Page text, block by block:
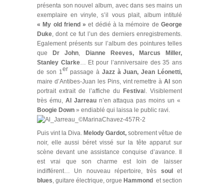
présenta son nouvel album, avec dans ses mains un
exemplaire en vinyle, s’il vous plait, album intitulé
« My old friend » et dédié à la mémoire deGeorge
Duke, dont ce fut l’un des derniers enregistrements.
Egalement présents sur l’album des pointures telles
que
Dr John, Dianne Reeves,
Marcus Miller,
Stanley Clarke… Et pour l’anniversaire des 35 ans
de son 1er passage à Jazz à Juan, Jean Léonetti,
maire d’Antibes-Juan les Pins, vint remettre àAl son
portrait extrait de l’affiche du
Festival. Visiblement
très ému, Al Jarreaun’en attaqua pas moins un «
Boogie Down » endiablé qui laissa le public ravi.
Puis vint la Diva. Melody Gardot, sobrement vêtue de
noir, elle aussi béret vissé sur la tête apparut sur
scène devant une assistance conquise d’avance. Il
est vrai que son charme est loin de laisser
indifférent… Un nouveau répertoire, très soul
et
blues, guitare électrique, orgue Hammond et section